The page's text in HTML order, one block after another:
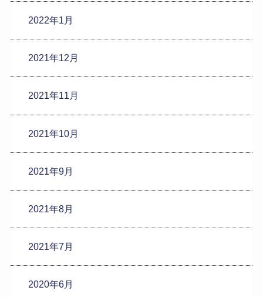
2022年1月
2021年12月
2021年11月
2021年10月
2021年9月
2021年8月
2021年7月
2020年6月